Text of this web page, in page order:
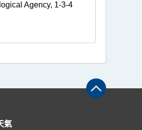
Agency, 1-3-4
氣